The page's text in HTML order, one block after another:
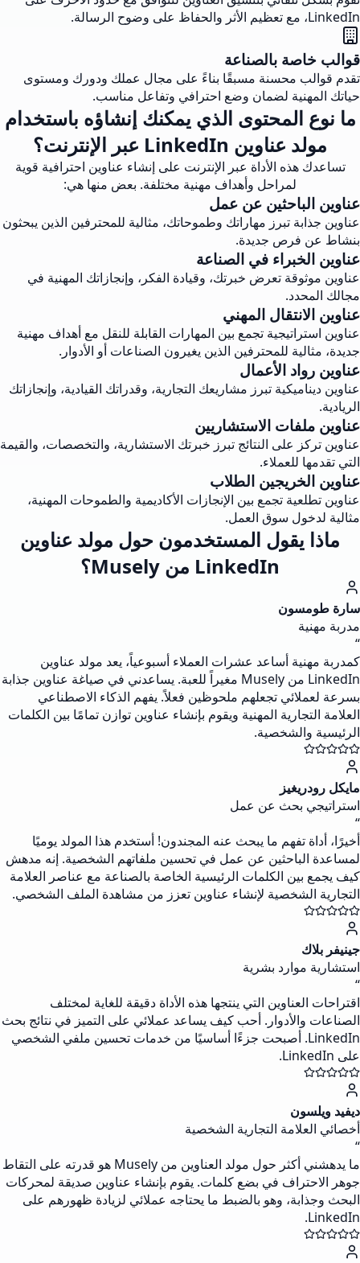
LinkedIn، مع تعظيم الأثر والحفاظ على وضوح الرسالة.
قوالب خاصة بالصناعة
تقدم قوالب محسنة مسبقًا بناءً على مجال عملك ودورك ومستوى
حياتك المهنية لضمان وضع احترافي وتفاعل مناسب.
ما نوع المحتوى الذي يمكنك إنشاؤه باستخدام
مولد عناوين LinkedIn عبر الإنترنت؟
تساعدك هذه الأداة عبر الإنترنت على إنشاء عناوين احترافية قوية
لمراحل وأهداف مهنية مختلفة. بعض منها هي:
عناوين الباحثين عن عمل
عناوين جذابة تبرز مهاراتك وطموحاتك، مثالية للمحترفين الذين يبحثون
بنشاط عن فرص جديدة.
عناوين الخبراء في الصناعة
عناوين موثوقة تعرض خبرتك، وقيادة الفكر، وإنجازاتك المهنية في
مجالك المحدد.
عناوين الانتقال المهني
عناوين استراتيجية تجمع بين المهارات القابلة للنقل مع أهداف مهنية
جديدة، مثالية للمحترفين الذين يغيرون الصناعات أو الأدوار.
عناوين رواد الأعمال
عناوين ديناميكية تبرز مشاريعك التجارية، وقدراتك القيادية، وإنجازاتك
الريادية.
عناوين ملفات الاستشاريين
عناوين تركز على النتائج تبرز خبرتك الاستشارية، والتخصصات، والقيمة
التي تقدمها للعملاء.
عناوين الخريجين الطلاب
عناوين تطلعية تجمع بين الإنجازات الأكاديمية والطموحات المهنية،
مثالية لدخول سوق العمل.
ماذا يقول المستخدمون حول مولد عناوين
LinkedIn من Musely؟
سارة طومسون
مدربة مهنية
“
كمدربة مهنية أساعد عشرات العملاء أسبوعياً، يعد مولد عناوين
LinkedIn من Musely مغيراً للعبة. يساعدني في صياغة عناوين جذابة
بسرعة لعملائي تجعلهم ملحوظين فعلاً. يفهم الذكاء الاصطناعي
العلامة التجارية المهنية ويقوم بإنشاء عناوين توازن تمامًا بين الكلمات
الرئيسية والشخصية.
مايكل رودريغيز
استراتيجي بحث عن عمل
“
أخيرًا، أداة تفهم ما يبحث عنه المجندون! أستخدم هذا المولد يوميًا
لمساعدة الباحثين عن عمل في تحسين ملفاتهم الشخصية. إنه مدهش
كيف يجمع بين الكلمات الرئيسية الخاصة بالصناعة مع عناصر العلامة
التجارية الشخصية لإنشاء عناوين تعزز من مشاهدة الملف الشخصي.
جينيفر بلاك
استشارية موارد بشرية
“
اقتراحات العناوين التي ينتجها هذه الأداة دقيقة للغاية لمختلف
الصناعات والأدوار. أحب كيف يساعد عملائي على التميز في نتائج بحث
LinkedIn. أصبحت جزءًا أساسيًا من خدمات تحسين ملفي الشخصي
على LinkedIn.
ديفيد ويلسون
أخصائي العلامة التجارية الشخصية
“
ما يدهشني أكثر حول مولد العناوين من Musely هو قدرته على التقاط
جوهر الاحتراف في بضع كلمات. يقوم بإنشاء عناوين صديقة لمحركات
البحث وجذابة، وهو بالضبط ما يحتاجه عملائي لزيادة ظهورهم على
LinkedIn.